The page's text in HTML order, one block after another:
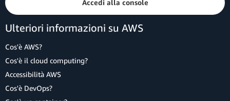
Accedi alla console
Ulteriori informazioni su AWS
Cos'è AWS?
Cos'è il cloud computing?
Accessibilità AWS
Cos'è DevOps?